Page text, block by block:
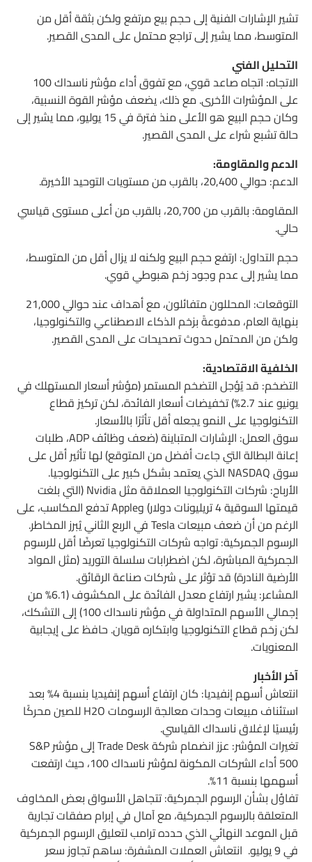
تشير الإشارات الفنية إلى حجم بيع مرتفع ولكن بثقة أقل من
المتوسط، مما يشير إلى تراجع محتمل على المدى القصير.
التحليل الفني
الاتجاه: اتجاه صاعد قوي، مع تفوق أداء مؤشر ناسداك 100
على المؤشرات الأخرى. مع ذلك، يضعف مؤشر القوة النسبية،
وكان حجم البيع هو الأعلى منذ فترة في 15 يوليو، مما يشير إلى
حالة تشبع شراء على المدى القصير.
الدعم والمقاومة:
الدعم: حوالي 20,400، بالقرب من مستويات التوحيد الأخيرة.
المقاومة: بالقرب من 20,700، بالقرب من أعلى مستوى قياسي
حالي.
حجم التداول: ارتفع حجم البيع ولكنه لا يزال أقل من المتوسط،
مما يشير إلى عدم وجود زخم هبوطي قوي.
التوقعات: المحللون متفائلون، مع أهداف عند حوالي 21,000
بنهاية العام، مدفوعةً بزخم الذكاء الاصطناعي والتكنولوجيا،
ولكن من المحتمل حدوث تصحيحات على المدى القصير.
الخلفية الاقتصادية:
التضخم: قد يُؤجل التضخم المستمر (مؤشر أسعار المستهلك في
يونيو عند 2.7%) تخفيضات أسعار الفائدة، لكن تركيز قطاع
التكنولوجيا على النمو يجعله أقل تأثرًا بالأسعار.
سوق العمل: الإشارات المتباينة (ضعف وظائف ADP، طلبات
إعانة البطالة التي جاءت أفضل من المتوقع) لها تأثير أقل على
سوق NASDAQ الذي يعتمد بشكل كبير على التكنولوجيا.
الأرباح: شركات التكنولوجيا العملاقة مثل Nvidia (التي بلغت
قيمتها السوقية 4 تريليونات دولار) وApple تدفع المكاسب، على
الرغم من أن ضعف مبيعات Tesla في الربع الثاني يُبرز المخاطر.
الرسوم الجمركية: تواجه شركات التكنولوجيا تعرضًا أقل للرسوم
الجمركية المباشرة، لكن اضطرابات سلسلة التوريد (مثل المواد
الأرضية النادرة) قد تؤثر على شركات صناعة الرقائق.
المشاعر: يشير ارتفاع معدل الفائدة على المكشوف (6.1% من
إجمالي الأسهم المتداولة في مؤشر ناسداك 100) إلى التشكك،
لكن زخم قطاع التكنولوجيا وابتكاره قويان. حافظ على إيجابية
المعنويات.
آخر الأخبار
انتعاش أسهم إنفيديا: كان ارتفاع أسهم إنفيديا بنسبة 4% بعد
استئناف مبيعات وحدات معالجة الرسومات H2O للصين محركًا
رئيسيًا لإغلاق ناسداك القياسي.
تغيرات المؤشر: عزز انضمام شركة Trade Desk إلى مؤشر S&P
500 أداء الشركات المكونة لمؤشر ناسداك 100، حيث ارتفعت
أسهمها بنسبة 11%.
تفاؤل بشأن الرسوم الجمركية: تتجاهل الأسواق بعض المخاوف
المتعلقة بالرسوم الجمركية، مع آمال في إبرام صفقات تجارية
قبل الموعد النهائي الذي حدده ترامب لتعليق الرسوم الجمركية
في 9 يوليو. انتعاش العملات المشفرة: ساهم تجاوز سعر